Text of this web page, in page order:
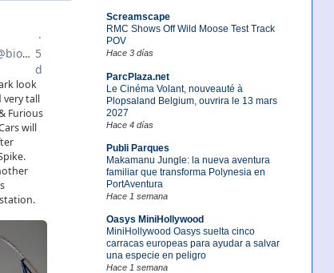
Screamscape
RMC Shows Off Wild Moose Test Track
POV
Hace 3 días
ParcPlaza.net
Le Cinéma Volant, nouveauté à
Plopsaland Belgium, ouvrira le 13 mars
2027
Hace 4 días
Publi Parques
Makamanu Jungle: la nueva aventura
familiar que transforma Polynesia en
PortAventura
Hace 1 semana
Oasys MiniHollywood
MiniHollywood Oasys suelta cinco
carracas europeas para ayudar a salvar
una especie en peligro
Hace 1 semana